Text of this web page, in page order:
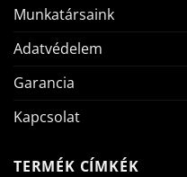
Munkatársaink
Adatvédelem
Garancia
Kapcsolat
TERMÉK CÍMKÉK